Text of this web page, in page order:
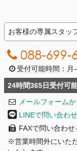
お客様の専属スタッ
088-699-
受付可能時間：
24時間365日受付可
メールフォーム
LINEで問い合わ
FAXで問い合わ
※営業時間外にいた